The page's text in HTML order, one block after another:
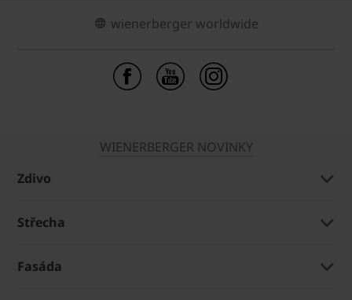
wienerberger worldwide
WIENERBERGER NOVINKY
Zdivo
Střecha
Fasáda